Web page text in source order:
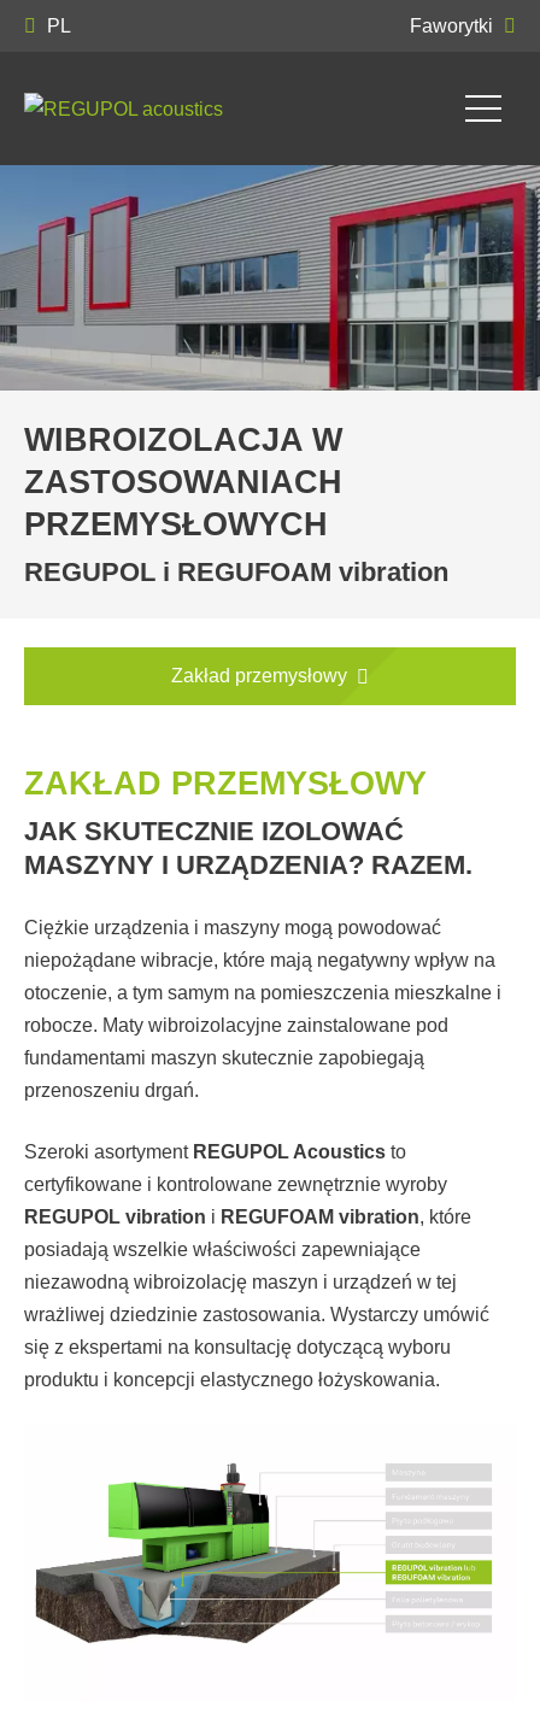
PL Faworytki
WIBROIZOLACJA W
ZASTOSOWANIACH
PRZEMYSŁOWYCH
REGUPOL i REGUFOAM vibration
Zakład przemysłowy
ZAKŁAD PRZEMYSŁOWY
JAK SKUTECZNIE IZOLOWAĆ
MASZYNY I URZĄDZENIA? RAZEM.
Ciężkie urządzenia i maszyny mogą powodować
niepożądane wibracje, które mają negatywny wpływ na
otoczenie, a tym samym na pomieszczenia mieszkalne i
robocze. Maty wibroizolacyjne zainstalowane pod
fundamentami maszyn skutecznie zapobiegają
przenoszeniu drgań.
Szeroki asortyment REGUPOL Acoustics to
certyfikowane i kontrolowane zewnętrznie wyroby
REGUPOL vibration i REGUFOAM vibration, które
posiadają wszelkie właściwości zapewniające
niezawodną wibroizolację maszyn i urządzeń w tej
wrażliwej dziedzinie zastosowania. Wystarczy umówić
się z ekspertami na konsultację dotyczącą wyboru
produktu i koncepcji elastycznego łożyskowania.